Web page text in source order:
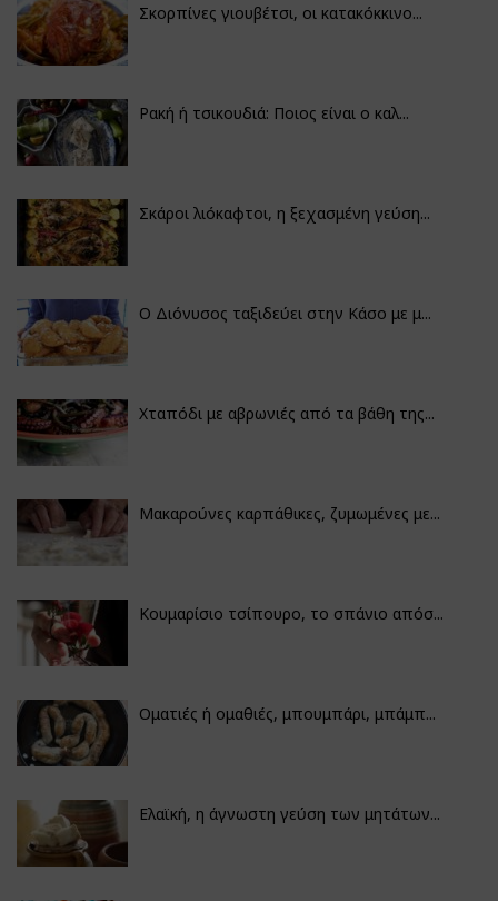
Σκορπίνες γιουβέτσι, οι κατακόκκινο...
Ρακή ή τσικουδιά: Ποιος είναι ο καλ...
Σκάροι λιόκαφτοι, η ξεχασμένη γεύση...
Ο Διόνυσος ταξιδεύει στην Κάσο με μ...
Χταπόδι με αβρωνιές από τα βάθη της...
Μακαρούνες καρπάθικες, ζυμωμένες με...
Κουμαρίσιο τσίπουρο, το σπάνιο απόσ...
Οματιές ή ομαθιές, μπουμπάρι, μπάμπ...
Ελαϊκή, η άγνωστη γεύση των μητάτων...